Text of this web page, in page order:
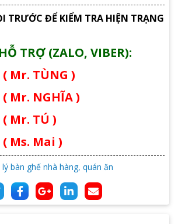
TRƯỚC ĐỂ KIỂM TRA HIỆN TRẠNG
TRỢ (ZALO, VIBER):
( Mr. TÙNG )
( Mr. NGHĨA )
( Mr. TÚ )
( Ms. Mai )
lý bàn ghế nhà hàng, quán ăn